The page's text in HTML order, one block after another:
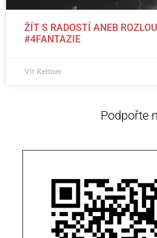
ŽÍT S RADOSTÍ ANEB
#4FANTAZIE
Vít Kettner
Podpořte